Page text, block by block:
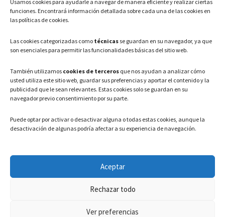
Usamos cookies para ayudarle a navegar de manera eficiente y realizar ciertas
funciones. Encontrará información detallada sobre cada una de las cookies en
las políticas de cookies.
Las cookies categorizadas como técnicas se guardan en su navegador, ya que
son esenciales para permitir las funcionalidades básicas del sitio web.
También utilizamos cookies de terceros que nos ayudan a analizar cómo
usted utiliza este sitio web, guardar sus preferencias y aportar el contenido y la
publicidad que le sean relevantes. Estas cookies solo se guardan en su
navegador previo consentimiento por su parte.
Puede optar por activar o desactivar alguna o todas estas cookies, aunque la
desactivación de algunas podría afectar a su experiencia de navegación.
Aceptar
Rechazar todo
Ver preferencias
Teléfono: 91 886 44 62
Correo Electrónico:
HORARIO
Lunes a Viernes: 08:00h – 15:00h
LEGAL
Política de privacidad–Aviso Legal–Política de cookies
Registro de actividades de Tratamiento